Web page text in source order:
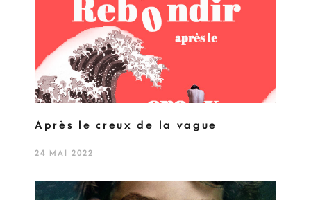
Après le creux de la vague
24 MAI 2022